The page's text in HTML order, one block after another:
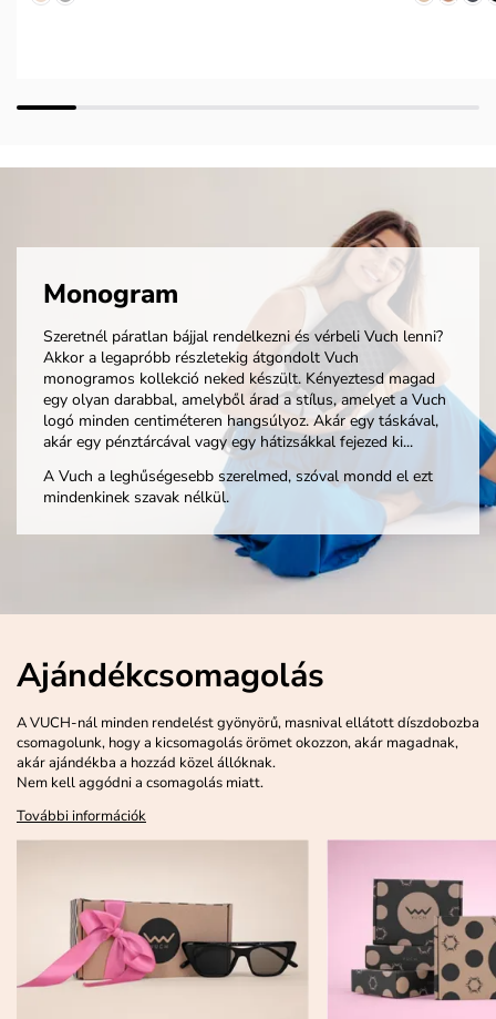
Monogram
Szeretnél páratlan bájjal rendelkezni és vérbeli Vuch lenni?
Akkor a legapróbb részletekig átgondolt Vuch
monogramos kollekció neked készült. Kényeztesd magad
egy olyan darabbal, amelyből árad a stílus, amelyet a Vuch
logó minden centiméteren hangsúlyoz. Akár egy táskával,
akár egy pénztárcával vagy egy hátizsákkal fejezed ki...
A Vuch a leghűségesebb szerelmed, szóval mondd el ezt
mindenkinek szavak nélkül.
Ajándékcsomagolás
A VUCH-nál minden rendelést gyönyörű, masnival ellátott díszdobozba
csomagolunk, hogy a kicsomagolás örömet okozzon, akár magadnak,
akár ajándékba a hozzád közel állóknak.
Nem kell aggódni a csomagolás miatt.
További információk